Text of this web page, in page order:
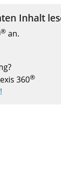
Inhalt
® an.
360®